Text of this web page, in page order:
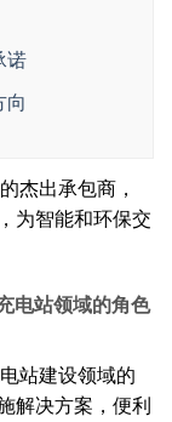
诺
杰出承包商，
为智能和环保交
站领域的角色
站建设领域的
解决方案，便利